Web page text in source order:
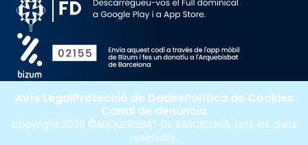
Copyright 2026 ©ARQUEBISBAT DE BARCELONA, tots els drets
reservats.
Avís LegalProtecció de DadesPolítica de Cookies
Canal de denúncia